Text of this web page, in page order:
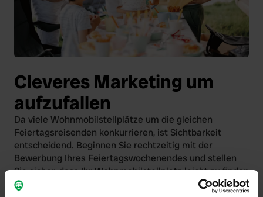
Cleveres Marketing um
aufzufallen
Da viele Wohnmobilstellplätze um die gleichen
Feiertagsreisenden konkurrieren, ist Sichtbarkeit
entscheidend. Beginnen Sie rechtzeitig mit der
Bewerbung Ihres Feiertagswochenendes und stellen
Sie sicher, dass Ihr Wohnmobilstellplatz leicht zu finden
ist.